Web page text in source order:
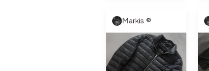
Markis ®